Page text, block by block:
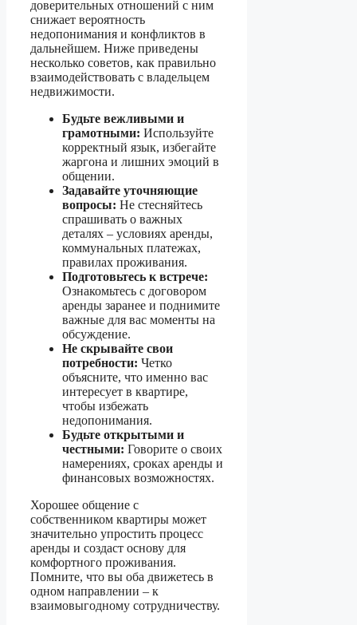
доверительных отношений с ним
снижает вероятность
недопонимания и конфликтов в
дальнейшем. Ниже приведены
несколько советов, как правильно
взаимодействовать с владельцем
недвижимости.
Будьте вежливыми и
грамотными: Используйте
корректный язык, избегайте
жаргона и лишних эмоций в
общении.
Задавайте уточняющие
вопросы: Не стесняйтесь
спрашивать о важных
деталях – условиях аренды,
коммунальных платежах,
правилах проживания.
Подготовьтесь к встрече:
Ознакомьтесь с договором
аренды заранее и поднимите
важные для вас моменты на
обсуждение.
Не скрывайте свои
потребности: Четко
объясните, что именно вас
интересует в квартире,
чтобы избежать
недопонимания.
Будьте открытыми и
честными: Говорите о своих
намерениях, сроках аренды и
финансовых возможностях.
Хорошее общение с
собственником квартиры может
значительно упростить процесс
аренды и создаст основу для
комфортного проживания.
Помните, что вы оба движетесь в
одном направлении – к
взаимовыгодному сотрудничеству.